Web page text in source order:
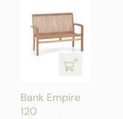
Bank Empire
120